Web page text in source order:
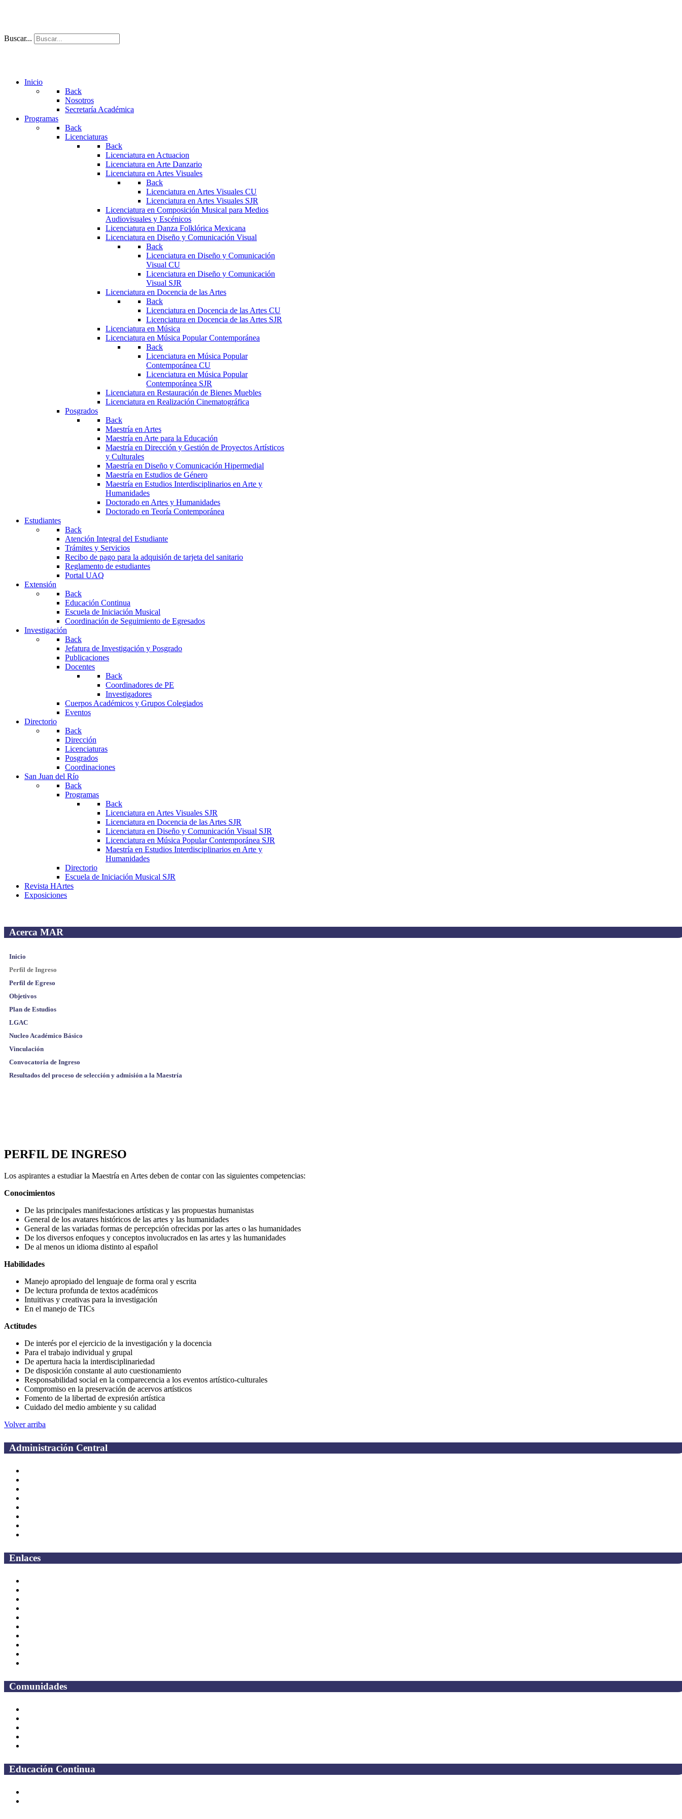
Buscar...
Inicio
Back
Nosotros
Secretaría Académica
Programas
Back
Licenciaturas
Back
Licenciatura en Actuacion
Licenciatura en Arte Danzario
Licenciatura en Artes Visuales
Back
Licenciatura en Artes Visuales CU
Licenciatura en Artes Visuales SJR
Licenciatura en Composición Musical para Medios
Audiovisuales y Escénicos
Licenciatura en Danza Folklórica Mexicana
Licenciatura en Diseño y Comunicación Visual
Back
Licenciatura en Diseño y Comunicación
Visual CU
Licenciatura en Diseño y Comunicación
Visual SJR
Licenciatura en Docencia de las Artes
Back
Licenciatura en Docencia de las Artes CU
Licenciatura en Docencia de las Artes SJR
Licenciatura en Música
Licenciatura en Música Popular Contemporánea
Back
Licenciatura en Música Popular
Contemporánea CU
Licenciatura en Música Popular
Contemporánea SJR
Licenciatura en Restauración de Bienes Muebles
Licenciatura en Realización Cinematográfica
Posgrados
Back
Maestría en Artes
Maestría en Arte para la Educación
Maestría en Dirección y Gestión de Proyectos Artísticos
y Culturales
Maestría en Diseño y Comunicación Hipermedial
Maestría en Estudios de Género
Maestría en Estudios Interdisciplinarios en Arte y
Humanidades
Doctorado en Artes y Humanidades
Doctorado en Teoría Contemporánea
Estudiantes
Back
Atención Integral del Estudiante
Trámites y Servicios
Recibo de pago para la adquisión de tarjeta del sanitario
Reglamento de estudiantes
Portal UAQ
Extensión
Back
Educación Continua
Escuela de Iniciación Musical
Coordinación de Seguimiento de Egresados
Investigación
Back
Jefatura de Investigación y Posgrado
Publicaciones
Docentes
Back
Coordinadores de PE
Investigadores
Cuerpos Académicos y Grupos Colegiados
Eventos
Directorio
Back
Dirección
Licenciaturas
Posgrados
Coordinaciones
San Juan del Río
Back
Programas
Back
Licenciatura en Artes Visuales SJR
Licenciatura en Docencia de las Artes SJR
Licenciatura en Diseño y Comunicación Visual SJR
Licenciatura en Música Popular Contemporánea SJR
Maestría en Estudios Interdisciplinarios en Arte y
Humanidades
Directorio
Escuela de Iniciación Musical SJR
Revista HArtes
Exposiciones
Acerca MAR
Inicio
Perfil de Ingreso
Perfil de Egreso
Objetivos
Plan de Estudios
LGAC
Nucleo Académico Básico
Vinculación
Convocatoria de Ingreso
Resultados del proceso de selección y admisión a la Maestría
PERFIL DE INGRESO
Los aspirantes a estudiar la Maestría en Artes deben de contar con las siguientes competencias:
Conocimientos
De las principales manifestaciones artísticas y las propuestas humanistas
General de los avatares históricos de las artes y las humanidades
General de las variadas formas de percepción ofrecidas por las artes o las humanidades
De los diversos enfoques y conceptos involucrados en las artes y las humanidades
De al menos un idioma distinto al español
Habilidades
Manejo apropiado del lenguaje de forma oral y escrita
De lectura profunda de textos académicos
Intuitivas y creativas para la investigación
En el manejo de TICs
Actitudes
De interés por el ejercicio de la investigación y la docencia
Para el trabajo individual y grupal
De apertura hacia la interdisciplinariedad
De disposición constante al auto cuestionamiento
Responsabilidad social en la comparecencia a los eventos artístico-culturales
Compromiso en la preservación de acervos artísticos
Fomento de la libertad de expresión artística
Cuidado del medio ambiente y su calidad
Volver arriba
Administración Central
Enlaces
Comunidades
Educación Continua